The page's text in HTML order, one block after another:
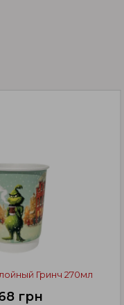
Гринч 270мл
грн